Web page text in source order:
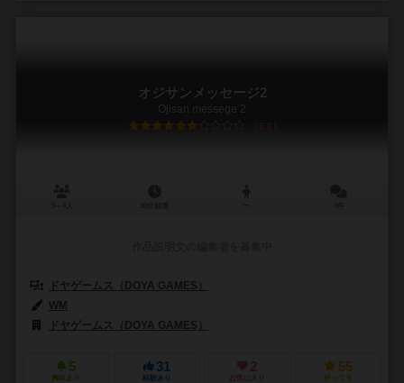
オジサンメッセージ2
Ojisan messege 2
6.0
ドヤゲームス（DOYA GAMES）
WM
ドヤゲームス（DOYA GAMES）
5
興味あり
31
経験あり
2
お気に入り
55
持ってる